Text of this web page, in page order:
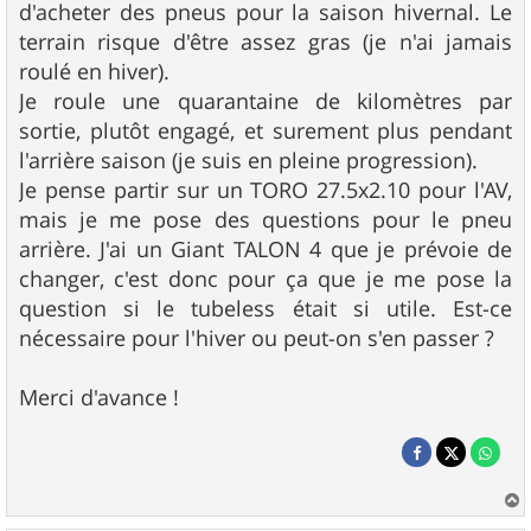
d'acheter des pneus pour la saison hivernal. Le
terrain risque d'être assez gras (je n'ai jamais
roulé en hiver).
Je roule une quarantaine de kilomètres par
sortie, plutôt engagé, et surement plus pendant
l'arrière saison (je suis en pleine progression).
Je pense partir sur un TORO 27.5x2.10 pour l'AV,
mais je me pose des questions pour le pneu
arrière. J'ai un Giant TALON 4 que je prévoie de
changer, c'est donc pour ça que je me pose la
question si le tubeless était si utile. Est-ce
nécessaire pour l'hiver ou peut-on s'en passer ?
Merci d'avance !
a